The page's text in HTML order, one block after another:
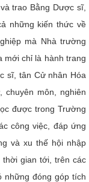
trao Bằng Dược sĩ,
những kiến thức về
mà Nhà trường
mới chỉ là hành trang
sĩ, tân Cử nhân Hóa
chuyên môn, nghiên
được trong Trường
công việc, đáp ứng
và xu thế hội nhập
thời gian tới, trên các
những đóng góp tích